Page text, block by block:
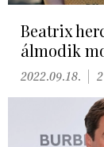
Beatrix
álmodik
2022.09.18.